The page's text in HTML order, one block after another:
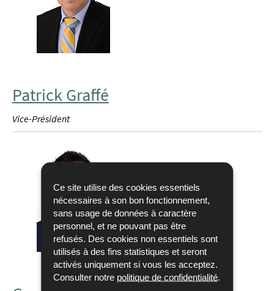
Ce site utilise des cookies essentiels
nécessaires à son bon fonctionnement,
sans usage de données à caractère
personnel, et ne pouvant pas être
refusés. Des cookies non essentiels sont
utilisés à des fins statistiques et seront
activés uniquement si vous les acceptez.
Consulter notre politique de confidentialité
Patrick Graffé
Vice-Président